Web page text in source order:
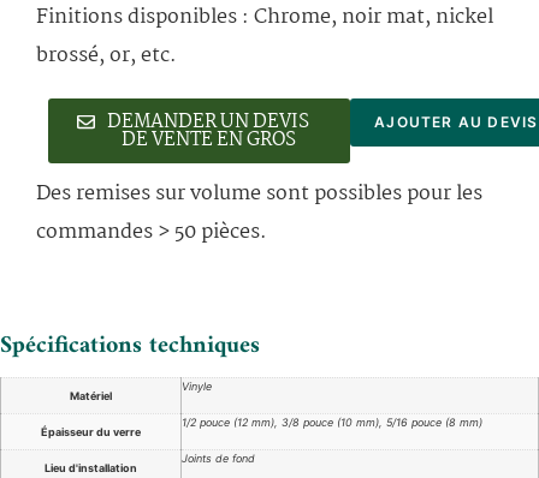
Finitions disponibles : Chrome, noir mat, nickel
brossé, or, etc.
DEMANDER UN DEVIS
DE VENTE EN GROS
AJOUTER AU DEVIS
Des remises sur volume sont possibles pour les
commandes > 50 pièces.
Spécifications techniques
Matériel
Vinyle
Épaisseur du verre
1/2 pouce (12 mm), 3/8 pouce (10 mm), 5/16 pouce (8 mm)
Lieu d'installation
Joints de fond